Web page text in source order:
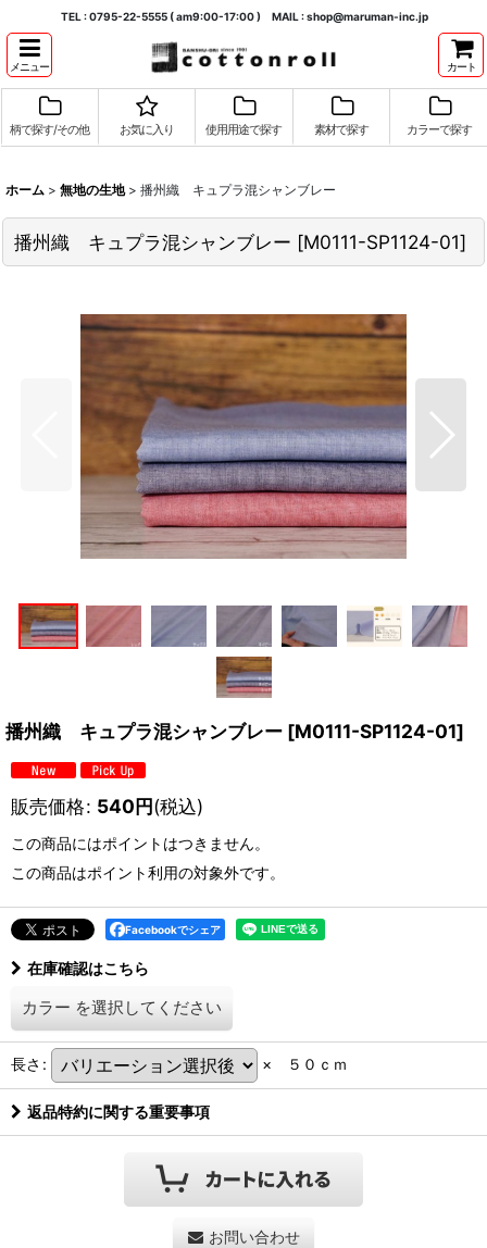
TEL : 0795-22-5555 ( am9:00-17:00 ) MAIL : shop@maruman-inc.jp
メニュー カート
柄で探す/その他 お気に入り 使用用途で探す 素材で探す カラーで探す
ホーム > 無地の生地 > 播州織 キュプラ混シャンブレー
播州織 キュプラ混シャンブレー [M0111-SP1124-01]
播州織 キュプラ混シャンブレー [M0111-SP1124-01]
販売価格: 540円(税込)
この商品にはポイントはつきません。
この商品はポイント利用の対象外です。
Facebookでシェア
在庫確認はこちら
カラー を選択してください
長さ : × ５０ｃｍ
返品特約に関する重要事項
お問い合わせ